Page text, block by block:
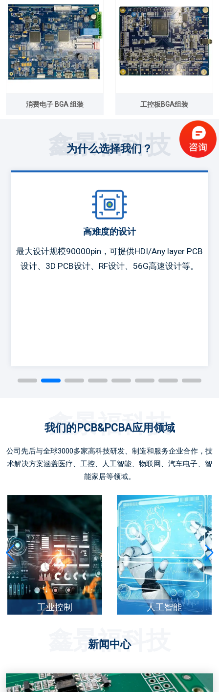
消费电子 BGA 组装 工控板BGA组装
鑫景福科技
为什么选择我们？
高难度的设计
最大设计规模90000pin，可提供HDI/Any layer PCB
设计、3D PCB设计、RF设计、56G高速设计等。
鑫景福科技
我们的PCB&PCBA应用领域
公司先后与全球3000多家高科技研发、制造和服务企业合作，技
术解决方案涵盖医疗、工控、人工智能、物联网、汽车电子、智
能家居等领域。
工业控制 人工智能
鑫景福科技
新闻中心